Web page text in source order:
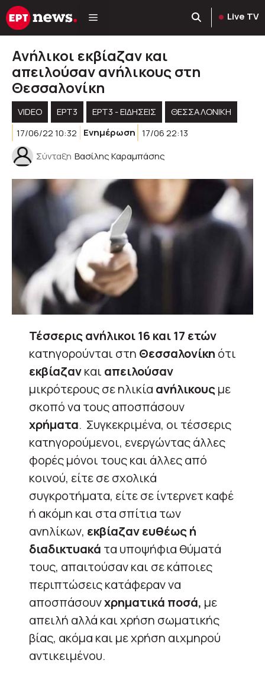
Μετάβαση
σε
Live TV
Ανήλικοι εκβίαζαν και
απειλούσαν ανήλικους στη
Θεσσαλονίκη
VIDEO ΕΡΤ3 ΕΡΤ3 - ΕΙΔΉΣΕΙΣ
ΘΕΣΣΑΛΟΝΙΚΗ
17/06/22 10:32
Ενημέρωση 17/06 22:13
Σύνταξη Βασίλης Καραμπάσης
Τέσσερις ανήλικοι 16 και 17 ετών
κατηγορούνται στη Θεσσαλονίκη ότι
εκβίαζανκαι απειλούσαν
μικρότερους σε ηλικία ανήλικουςμε
σκοπό να τους αποσπάσουν
χρήματα. Συγκεκριμένα, οι τέσσερις
κατηγορούμενοι, ενεργώντας άλλες
φορές μόνοι τους και άλλες από
κοινού, είτε σε σχολικά
συγκροτήματα, είτε σε ίντερνετ καφέ
ή ακόμη και στα σπίτια των
ανηλίκων, εκβίαζαν ευθέως ή
διαδικτυακά τα υποψήφια θύματά
τους, απαιτούσαν και σε κάποιες
περιπτώσεις κατάφεραν να
αποσπάσουνχρηματικά ποσά, με
απειλή αλλά και χρήση σωματικής
βίας, ακόμα και με χρήση αιχμηρού
αντικειμένου.